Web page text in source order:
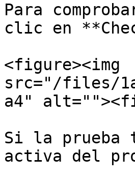
Para
clic en
<figure><img
src="/files/
a4"
Si la prueba
activa del